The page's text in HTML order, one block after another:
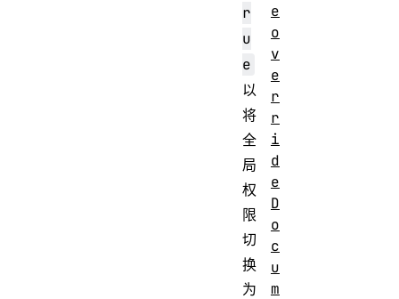
r
u
e
以
将
全
局
权
限
切
换
为
e
o
v
e
r
r
i
d
e
D
o
c
u
m